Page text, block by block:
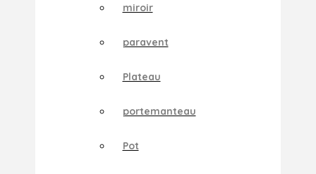
miroir
paravent
Plateau
portemanteau
Pot